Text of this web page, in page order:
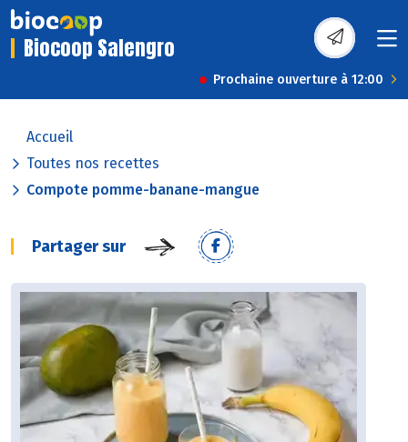
Biocoop Salengro
Prochaine ouverture à 12:00
Accueil
Toutes nos recettes
Compote pomme-banane-mangue
Partager sur